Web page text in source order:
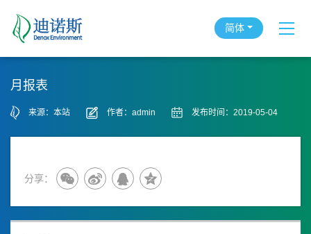
简体
月报表
来源：本站 作者：admin 发布时间：2019-05-04
分享：